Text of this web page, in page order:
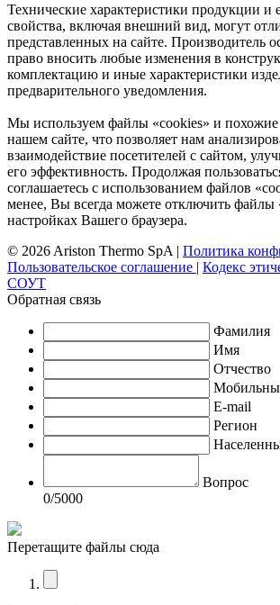
Технические характеристики продукции и
свойства, включая внешний вид, могут
представленных на сайте. Производитель
право вносить любые изменения в
комплектацию и иные характеристики
предварительного уведомления.
Мы используем файлы «cookies» и похожие
нашем сайте, что позволяет нам
взаимодействие посетителей с сайтом,
его эффективность. Продолжая
соглашаетесь с использованием файлов
менее, Вы всегда можете отключить файлы
настройках Вашего браузера.
© 2026 Ariston Thermo SpA | Политика
Пользовательское соглашение | Кодекс
СОУТ
Обратная связь
Фамилия
Имя
Отчество
E-mail
Регион
Вопрос
0/5000
Перетащите файлы сюда